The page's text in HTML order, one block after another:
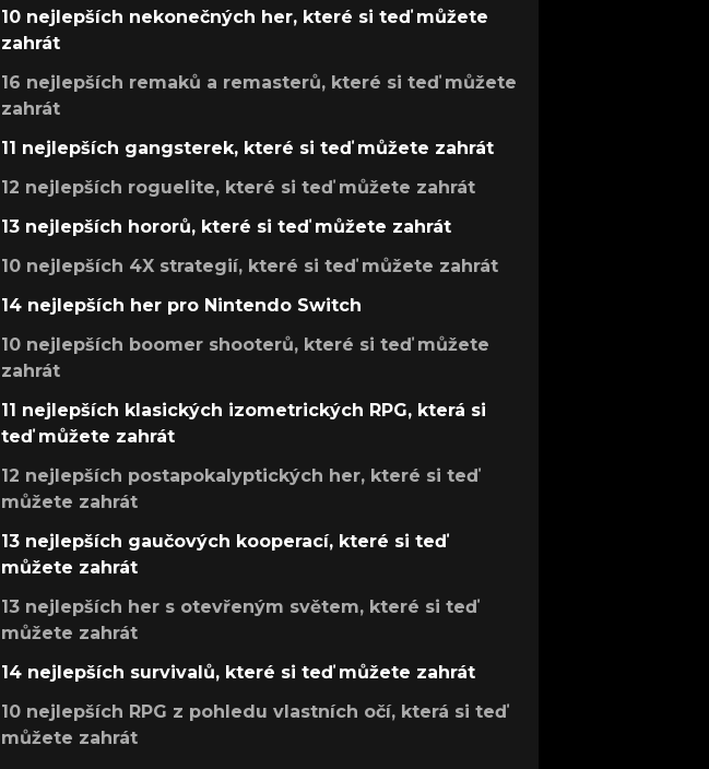
10 nejlepších nekonečných her, které si teď můžete
zahrát
16 nejlepších remaků a remasterů, které si teď můžete
zahrát
11 nejlepších gangsterek, které si teď můžete zahrát
12 nejlepších roguelite, které si teď můžete zahrát
13 nejlepších hororů, které si teď můžete zahrát
10 nejlepších 4X strategií, které si teď můžete zahrát
14 nejlepších her pro Nintendo Switch
10 nejlepších boomer shooterů, které si teď můžete
zahrát
11 nejlepších klasických izometrických RPG, která si
teď můžete zahrát
12 nejlepších postapokalyptických her, které si teď
můžete zahrát
13 nejlepších gaučových kooperací, které si teď
můžete zahrát
13 nejlepších her s otevřeným světem, které si teď
můžete zahrát
14 nejlepších survivalů, které si teď můžete zahrát
10 nejlepších RPG z pohledu vlastních očí, která si teď
můžete zahrát